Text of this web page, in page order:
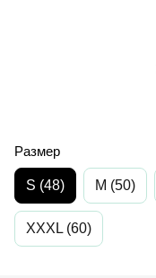
Размер
S (48) M (50)
XXXL (60)